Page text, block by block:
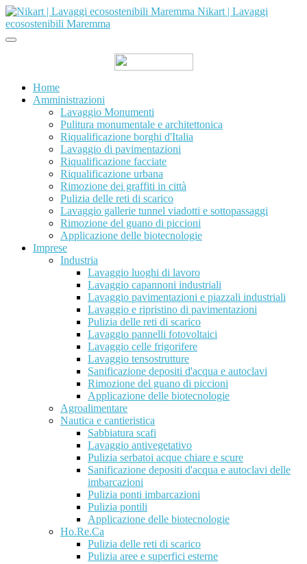
Nikart | Lavaggi
ecosostenibili Maremma
Home
Amministrazioni
Lavaggio Monumenti
Pulitura monumentale e architettonica
Riqualificazione borghi d'Italia
Lavaggio di pavimentazioni
Riqualificazione facciate
Riqualificazione urbana
Rimozione dei graffiti in città
Pulizia delle reti di scarico
Lavaggio gallerie tunnel viadotti e sottopassaggi
Rimozione del guano di piccioni
Applicazione delle biotecnologie
Imprese
Industria
Lavaggio luoghi di lavoro
Lavaggio capannoni industriali
Lavaggio pavimentazioni e piazzali industriali
Lavaggio e ripristino di pavimentazioni
Pulizia delle reti di scarico
Lavaggio pannelli fotovoltaici
Lavaggio celle frigorifere
Lavaggio tensostrutture
Sanificazione depositi d'acqua e autoclavi
Rimozione del guano di piccioni
Applicazione delle biotecnologie
Agroalimentare
Nautica e cantieristica
Sabbiatura scafi
Lavaggio antivegetativo
Pulizia serbatoi acque chiare e scure
Sanificazione depositi d'acqua e autoclavi delle
imbarcazioni
Pulizia ponti imbarcazioni
Pulizia pontili
Applicazione delle biotecnologie
Ho.Re.Ca
Pulizia delle reti di scarico
Pulizia aree e superfici esterne